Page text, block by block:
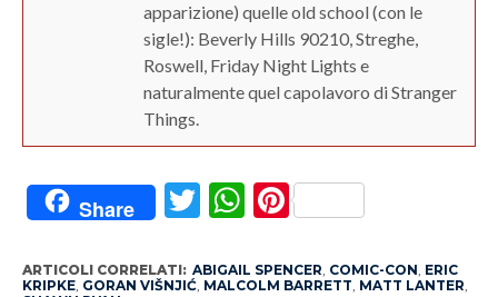
apparizione) quelle old school (con le
sigle!): Beverly Hills 90210, Streghe,
Roswell, Friday Night Lights e
naturalmente quel capolavoro di Stranger
Things.
Share Twitter
WhatsApp
Pinterest
ARTICOLI CORRELATI: ABIGAIL SPENCER, COMIC-CON, ERIC
KRIPKE, GORAN VIŠNJIĆ, MALCOLM BARRETT, MATT LANTER,